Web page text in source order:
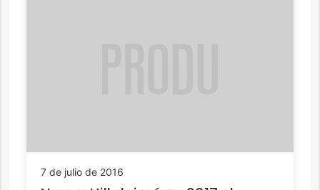
7 de julio de 2016